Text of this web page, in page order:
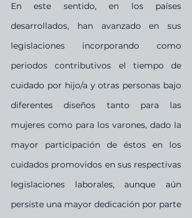
En este sentido, en los países
desarrollados, han avanzado en sus
legislaciones incorporando como
periodos contributivos el tiempo de
cuidado por hijo/a y otras personas bajo
diferentes diseños tanto para las
mujeres como para los varones, dado la
mayor participación de éstos en los
cuidados promovidos en sus respectivas
legislaciones laborales, aunque aún
persiste una mayor dedicación por parte